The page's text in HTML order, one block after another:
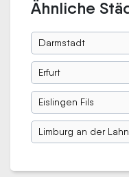
Ähnliche
Darmstadt
Erfurt
Eislingen Fils
Limburg an der Lahn